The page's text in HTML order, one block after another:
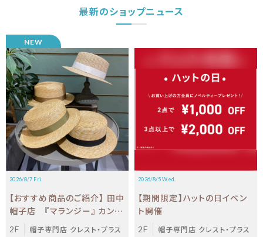
最新のショップニュース
2026/8/7 Fri.
【おすすめ商品のご紹介】 田中
帽子店 『マランジー』 カンカ
ン帽
2F 帽子専門店 クレスト・プラス
2026/8/5 Wed.
【期間限定】ハットの日イベン
ト開催
2F 帽子専門店 クレスト・プラス